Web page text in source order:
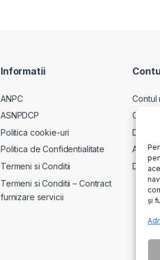
și
Informatii
ANPC
ASNPDCP
Politica cookie-uri
Politica de Confidentialitate
Termeni si Conditii
Termeni si Conditii – Contract
furnizare servicii
Contul
Adrese
Detalii